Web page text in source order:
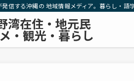
信する沖縄の 地域情報メディア。暮らし・語
湾在住・地元民
・観光・暮らし